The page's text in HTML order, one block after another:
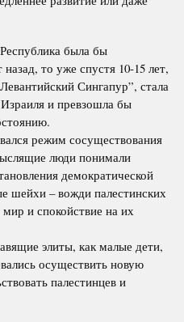
была бы
то уже спустя 10-15 лет,
Сингапур”, стала
и превзошла бы
режим сосуществования
люди понимали
демократической
шейхи – вожди палестинских
и спокойствие на их
элиты, как малые дети,
осуществить новую
палестинцев и